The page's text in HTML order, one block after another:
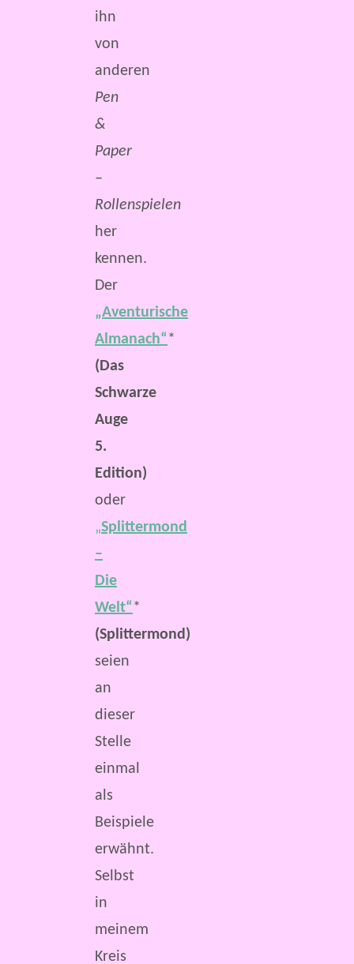
ihn
von
anderen
Pen
&
Paper
–
Rollenspielen
her
kennen.
Der
„Aventurische
Almanach“ *
(Das
Schwarze
Auge
5.
Edition)
oder
„Splittermond
–
Die
Welt“ *
(Splittermond)
seien
an
dieser
Stelle
einmal
als
Beispiele
erwähnt.
Selbst
in
meinem
Kreis